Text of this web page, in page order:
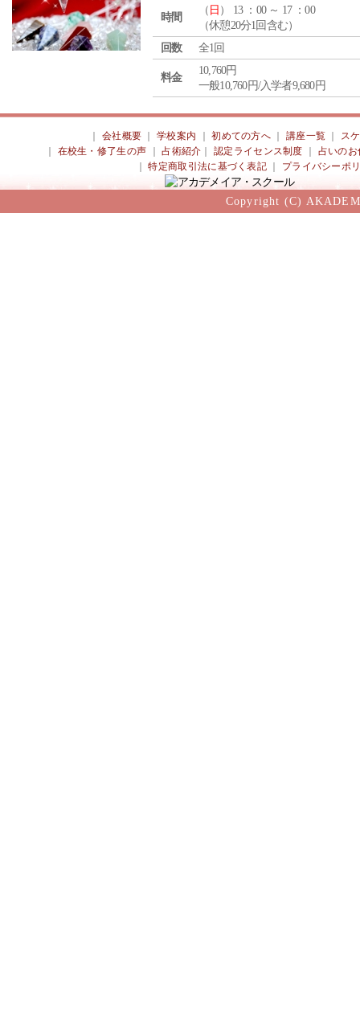
時間
（ 日 ） 13 ：00 ～ 17 ：00
（休憩20分1回含む）
回数
全1回
料金
10,760円
一般10,760円/入学者9,680円
会社概要 ｜学校案内 ｜初めての方へ 講座一覧
ス
在校生・修了生の声 ｜占術紹介 ｜認定ライセンス制度
占いのお
｜特定商取引法に基づく表記 プライバシーポ
Copyright (C)